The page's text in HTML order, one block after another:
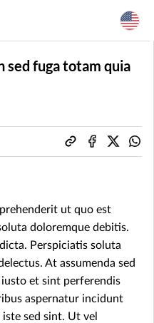
sed fuga totam quia
ut quo est
doloremque debitis.
Perspiciatis soluta
At assumenda sed
et sint perferendis
aspernatur incidunt
sed sint. Ut vel